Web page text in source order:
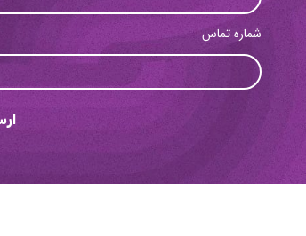
شماره تماس